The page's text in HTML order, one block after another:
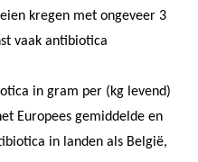
kregen met ongeveer 3
vaak antibiotica
in gram per (kg levend)
Europees gemiddelde en
in landen als België,